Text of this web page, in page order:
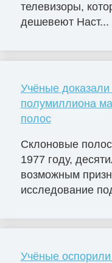
телевизоры,
дешевеют Наст...
Учёные
полумиллиона
полос
Склоновые
1977 году,
возможным
исследование
Учёные